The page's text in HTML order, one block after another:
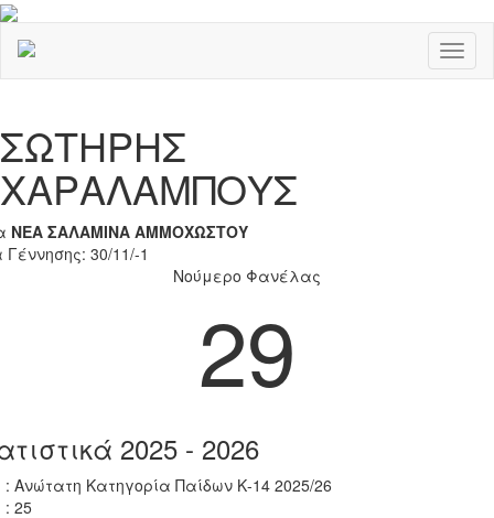
ΣΩΤΗΡΗΣ
ΧΑΡΑΛΑΜΠΟΥΣ
ΝΕΑ ΣΑΛΑΜΙΝΑ ΑΜΜΟΧΩΣΤΟΥ
30/11/-1
Νούμερο Φανέλας
29
2025 - 2026
: Ανώτατη Κατηγορία Παίδων Κ-14 2025/26
: 25